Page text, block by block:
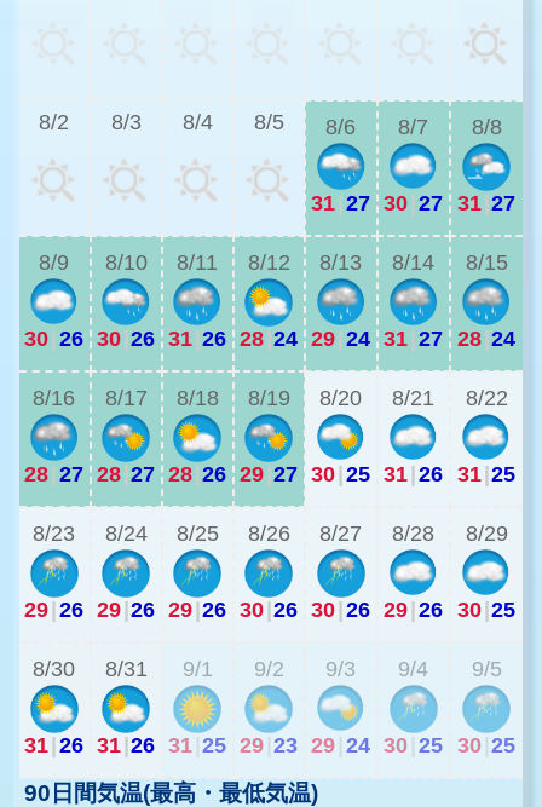
8/2 8/3 8/4 8/5 8/6
31|27
8/7
30|27
8/8
31|27
8/9
30|26
8/10
30|26
8/11
31|26
8/12
28|24
8/13
29|24
8/14
31|27
8/15
28|24
8/16
28|27
8/17
28|27
8/18
28|26
8/19
29|27
8/20
30|25
8/21
31|26
8/22
31|25
8/23
29|26
8/24
29|26
8/25
29|26
8/26
30|26
8/27
30|26
8/28
29|26
8/29
30|25
8/30
31|26
8/31
31|26
9/1
31 25
9/2
29 23
9/3
29 24
9/4
30 25
9/5
30 25
90日間気温(最高・最低気温)